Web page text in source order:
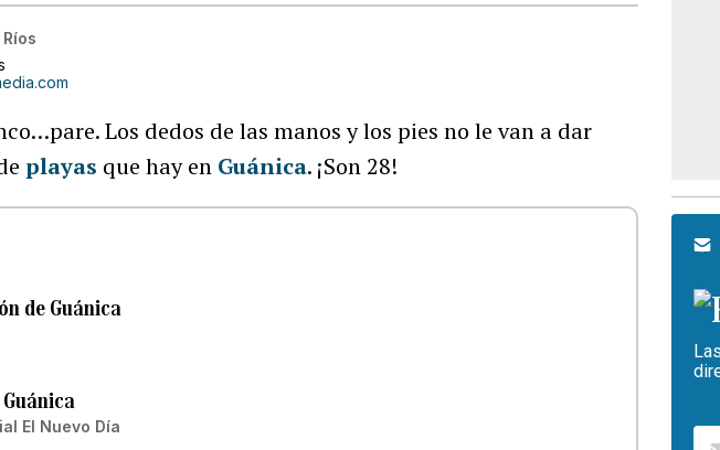
Los dedos de las manos y los pies no le van a dar
playas que hay en Guánica. ¡Son 28!
de Guánica
El Nuevo Día